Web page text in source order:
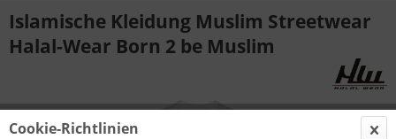
Islamische Kleidung Muslim Streetwear
Halal-Wear Born 2 be Muslim
Cookie-Richtlinien